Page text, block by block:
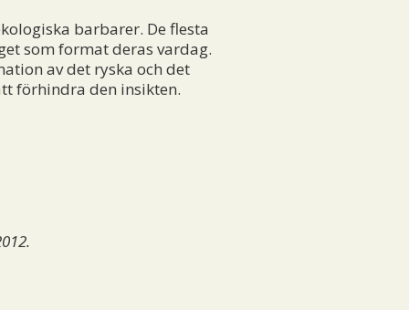
barbarer. De flesta
som format deras vardag.
av det ryska och det
förhindra den insikten.